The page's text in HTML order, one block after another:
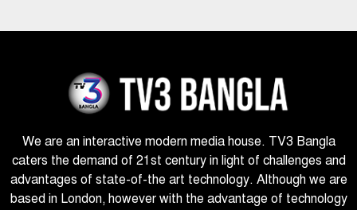
We are an interactive modern media house. TV3 Bangla
caters the demand of 21st century in light of challenges and
advantages of state-of-the art technology. Although we are
based in London, however with the advantage of technology